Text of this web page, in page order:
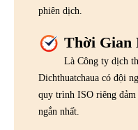
phiên dịch.
Thời Gian
Là Công ty dịch
Dichthuatchaua có đội
quy trình ISO riêng đảm
ngắn nhất.